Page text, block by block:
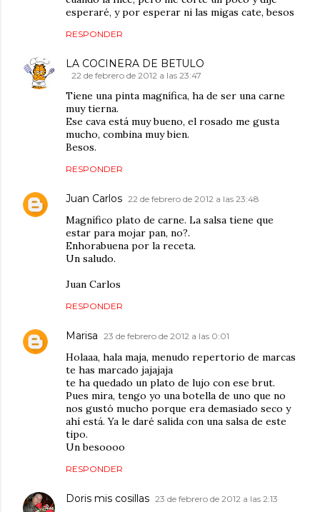
esperaré, y por esperar ni las migas cate, besos
RESPONDER
LA COCINERA DE BETULO
22 de febrero de 2012 a las 23:47
Tiene una pinta magnífica, ha de ser una carne
muy tierna.
Ese cava está muy bueno, el rosado me gusta
mucho, combina muy bien.
Besos.
RESPONDER
Juan Carlos 22 de febrero de 2012 a las 23:48
Magnífico plato de carne. La salsa tiene que
estar para mojar pan, no?.
Enhorabuena por la receta.
Un saludo.
Juan Carlos
RESPONDER
Marisa 23 de febrero de 2012 a las 0:01
Holaaa, hala maja, menudo repertorio de marcas
te has marcado jajajaja
te ha quedado un plato de lujo con ese brut.
Pues mira, tengo yo una botella de uno que no
nos gustó mucho porque era demasiado seco y
ahí está. Ya le daré salida con una salsa de este
tipo.
Un besoooo
RESPONDER
Doris mis cosillas 23 de febrero de 2012 a las 2:13